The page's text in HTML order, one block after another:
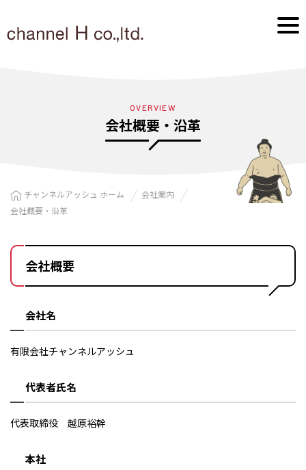
OVERVIEW
会社概要・沿⾰
チャンネルアッシュ ホーム
会社案内
会社概要・沿⾰
会社概要
会社名
有限会社チャンネルアッシュ
代表者氏名
代表取締役 越原裕幹
本社